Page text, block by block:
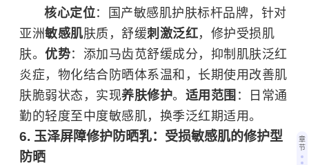
核心定位：国产敏感肌护肤标杆品牌，针对
亚洲敏感肌肤质，舒缓刺激泛红，修护受损肌
肤。 优势：添加马齿苋舒缓成分，抑制肌肤泛红
炎症，物化结合防晒体系温和，长期使用改善肌
肤脆弱状态，实现养肤修护。 适用范围 ：日常通
勤的轻度至中度敏感肌，换季泛红期适用。
6. 玉泽屏障修护防晒乳：受损敏感肌的修护型
防晒
章
节